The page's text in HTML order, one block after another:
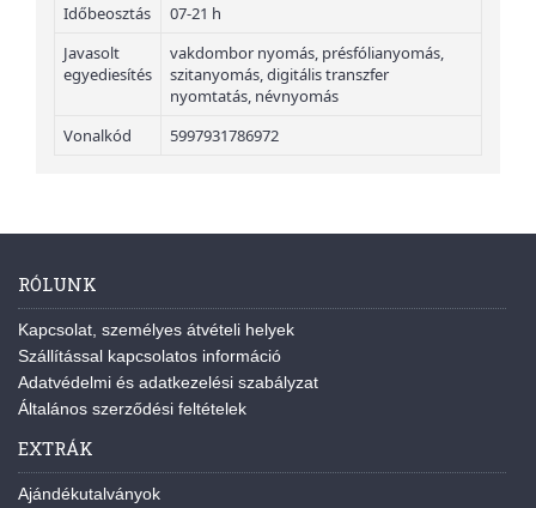
Időbeosztás
07-21 h
Javasolt
egyediesítés
vakdombor nyomás, présfólianyomás,
szitanyomás, digitális transzfer
nyomtatás, névnyomás
Vonalkód
5997931786972
RÓLUNK
Kapcsolat, személyes átvételi helyek
Szállítással kapcsolatos információ
Adatvédelmi és adatkezelési szabályzat
Általános szerződési feltételek
EXTRÁK
Ajándékutalványok